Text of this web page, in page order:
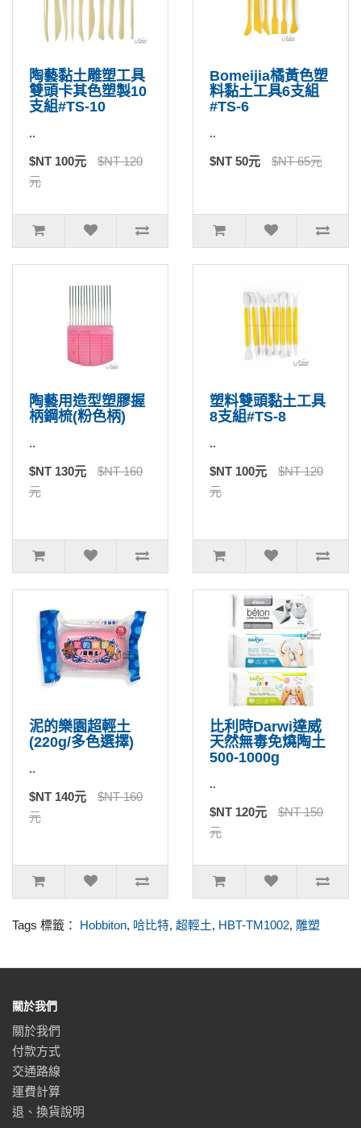
陶藝黏土雕塑工具
雙頭卡其色塑製10
支組#TS-10
..
$NT 100元
$NT 120
元
Bomeijia橘黃色塑
料黏土工具6支組
#TS-6
..
$NT 50元 $NT 65元
陶藝用造型塑膠握
柄鋼梳(粉色柄)
..
$NT 130元
$NT 160
元
塑料雙頭黏土工具
8支組#TS-8
..
$NT 100元
$NT 120
元
泥的樂園超輕土
(220g/多色選擇)
..
$NT 140元
$NT 160
元
比利時Darwi達威
天然無毒免燒陶土
500-1000g
..
$NT 120元
$NT 150
元
Tags 標籤： Hobbiton, 哈比特, 超輕土, HBT-TM1002, 雕塑
關於我們
關於我們
付款方式
交通路線
運費計算
退、換貨說明